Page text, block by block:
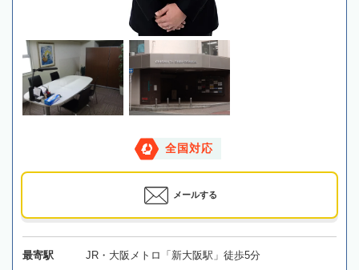
全国対応
メールする
最寄駅 JR・大阪メトロ「新大阪駅」徒歩5分